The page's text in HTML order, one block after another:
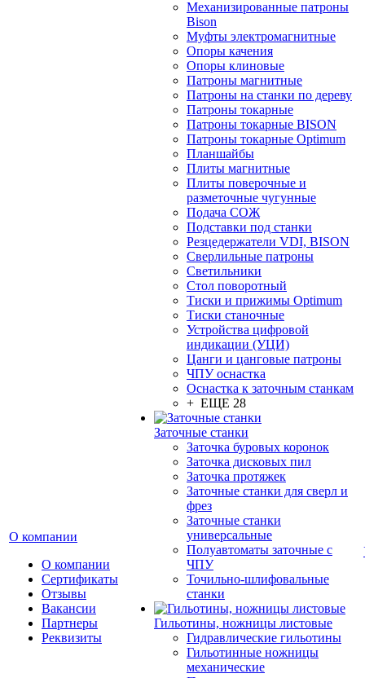
О компании
О компании
Сертификаты
Отзывы
Вакансии
Партнеры
Реквизиты
Механизированные патроны
Bison
Муфты электромагнитные
Опоры качения
Опоры клиновые
Патроны магнитные
Патроны на станки по дереву
Патроны токарные
Патроны токарные BISON
Патроны токарные Optimum
Планшайбы
Плиты магнитные
Плиты поверочные и
разметочные чугунные
Подача СОЖ
Подставки под станки
Резцедержатели VDI, BISON
Сверлильные патроны
Светильники
Стол поворотный
Тиски и прижимы Optimum
Тиски станочные
Устройства цифровой
индикации (УЦИ)
Цанги и цанговые патроны
ЧПУ оснастка
Оснастка к заточным станкам
+ ЕЩЕ 28
Заточные станки
Заточка буровых коронок
Заточка дисковых пил
Заточка протяжек
Заточные станки для сверл и
фрез
Заточные станки
универсальные
Полуавтоматы заточные с
ЧПУ
Точильно-шлифовальные
станки
Гильотины, ножницы листовые
Гидравлические гильотины
Гильотинные ножницы
механические